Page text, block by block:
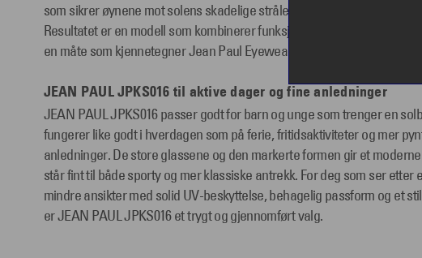
som sikrer øynene mot solens skadelige stråler, uten å gå på
Resultatet er en modell som kombinerer funksjon, komfort og et
en måte som kjennetegner Jean Paul Eyewear.
JEAN PAUL JPKS016 til aktive dager og fine anledninger
JEAN PAUL JPKS016 passer godt for barn og unge som trenger en
fungerer like godt i hverdagen som på ferie, fritidsaktiviteter og mer
anledninger. De store glassene og den markerte formen gir et
står fint til både sporty og mer klassiske antrekk. For deg som ser etter
mindre ansikter med solid UV-beskyttelse, behagelig passform og et
er JEAN PAUL JPKS016 et trygt og gjennomført valg.